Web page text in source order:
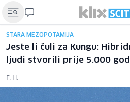
STARA MEZOPOTAMIJA
Jeste li čuli za Kungu:
ljudi stvorili prije 5.000
F. H.